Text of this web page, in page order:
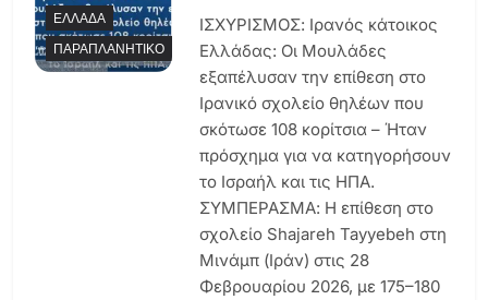
ΕΛΛΆΔΑ
ΠΑΡΑΠΛΑΝΗΤΙΚΌ
ΙΣΧΥΡΙΣΜΟΣ: Ιρανός κάτοικος
Ελλάδας: Οι Μουλάδες
εξαπέλυσαν την επίθεση στο
Ιρανικό σχολείο θηλέων που
σκότωσε 108 κορίτσια – Ήταν
πρόσχημα για να κατηγορήσουν
το Ισραήλ και τις ΗΠΑ.
ΣΥΜΠΕΡΑΣΜΑ: Η επίθεση στο
σχολείο Shajareh Tayyebeh στη
Μινάμπ (Ιράν) στις 28
Φεβρουαρίου 2026, με 175–180